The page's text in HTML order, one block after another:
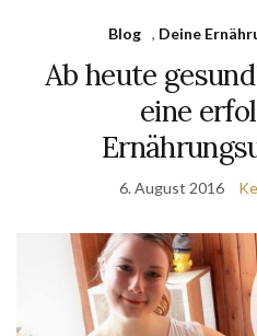
Blog , Deine
Ab heute
eine
6. August 2016